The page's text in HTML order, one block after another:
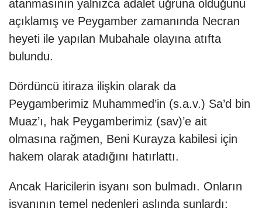
atanmasının yalnızca adalet uğruna olduğunu
açıklamış ve Peygamber zamanında Necran
heyeti ile yapılan Mubahale olayına atıfta
bulundu.
Dördüncü itiraza ilişkin olarak da
Peygamberimiz Muhammed’in (s.a.v.) Sa’d bin
Muaz’ı, hak Peygamberimiz (sav)’e ait
olmasına rağmen, Beni Kurayza kabilesi için
hakem olarak atadığını hatırlattı.
Ancak Haricilerin isyanı son bulmadı. Onların
isyanının temel nedenleri aslında şunlardı: